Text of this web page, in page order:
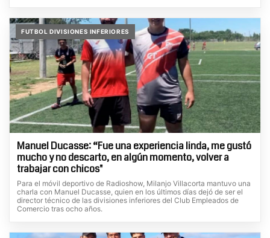
FUTBOL DIVISIONES INFERIORES
Manuel Ducasse: “Fue una experiencia linda, me gustó
mucho y no descarto, en algún momento, volver a
trabajar con chicos"
Para el móvil deportivo de Radioshow, Milanjo Villacorta mantuvo una
charla con Manuel Ducasse, quien en los últimos días dejó de ser el
director técnico de las divisiones inferiores del Club Empleados de
Comercio tras ocho años.